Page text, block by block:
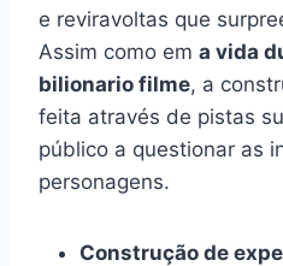
e reviravoltas que
Assim como em a vida
bilionario filme, a
feita através de pistas
público a questionar as
personagens.
Construção de